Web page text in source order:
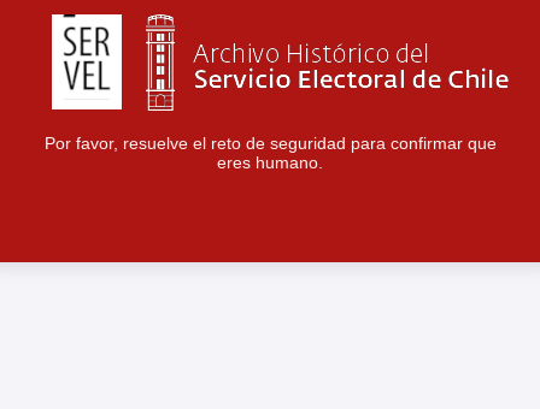
Por favor, resuelve el reto de seguridad para confirmar que
eres humano.